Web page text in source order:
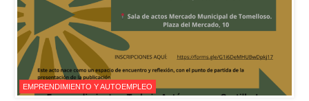
EMPRENDIMIENTO Y AUTOEMPLEO